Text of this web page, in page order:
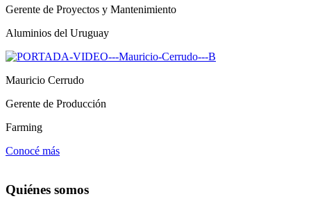
Gerente de Proyectos y Mantenimiento
Aluminios del Uruguay
Mauricio Cerrudo
Gerente de Producción
Farming
Conocé más
Quiénes somos